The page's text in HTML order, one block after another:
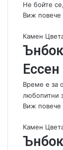
Не бойте
Виж повече
Камен
Време е за
любопитни
Виж повече
Камен